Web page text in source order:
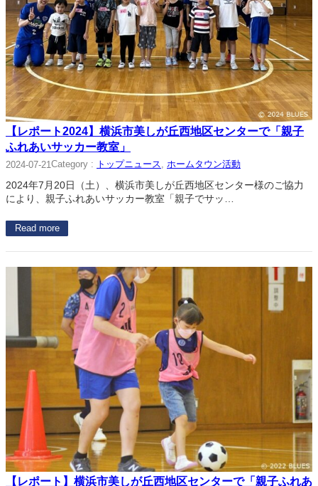
【レポート2024】横浜市美しが丘西地区センターで「親子
ふれあいサッカー教室」
2024-07-21Category : トップニュース, ホームタウン活動
2024年7月20日（土）、横浜市美しが丘西地区センター様のご協力
により、親子ふれあいサッカー教室「親子でサッ…
Read more
【レポート】横浜市美しが丘西地区センターで「親子ふれあ